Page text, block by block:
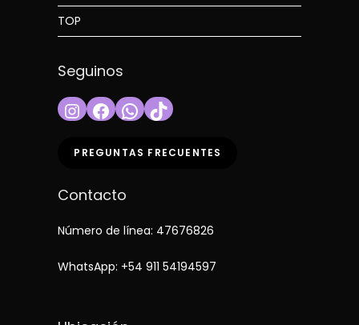
TOP
Seguinos
InstagramFacebookWhatsApp
TikTok
PREGUNTAS FRECUENTES
Contacto
Número de línea: 47676826
WhatsApp: +54 911 54194597